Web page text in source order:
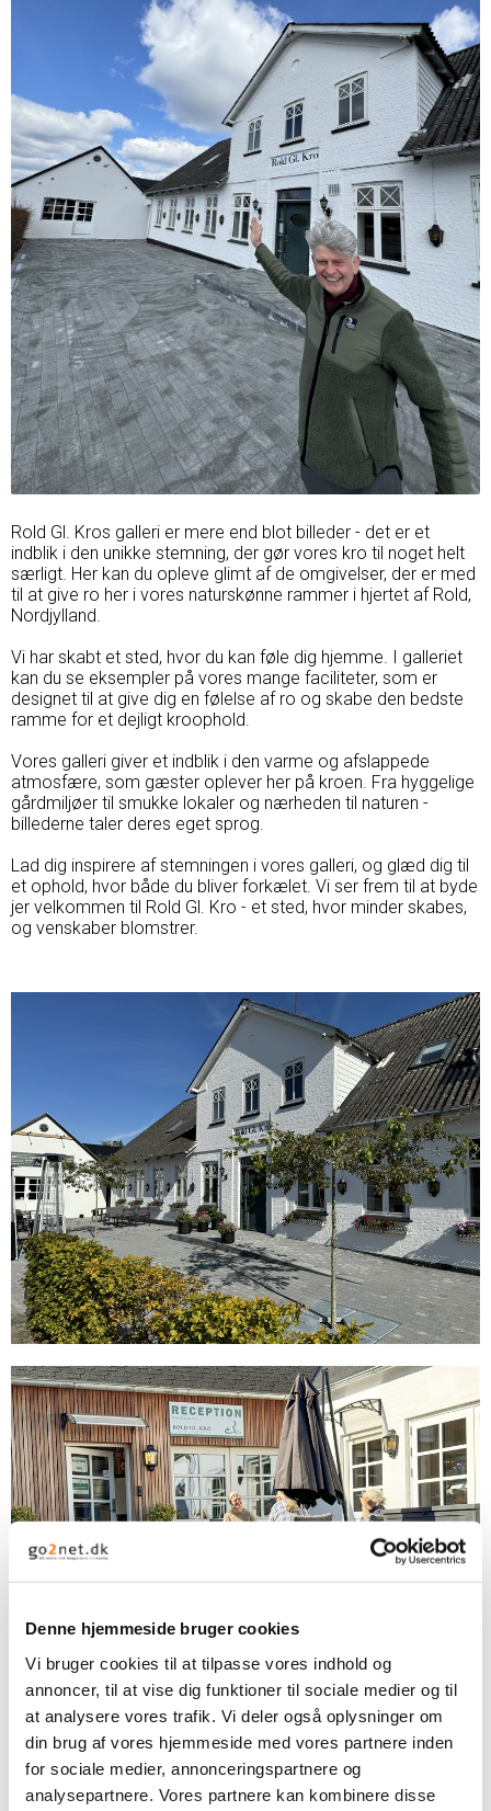
Denne hjemmeside bruger cookies
Vi bruger cookies til at tilpasse vores indhold og
annoncer, til at vise dig funktioner til sociale medier og til
at analysere vores trafik. Vi deler også oplysninger om
din brug af vores hjemmeside med vores partnere inden
for sociale medier, annonceringspartnere og
analysepartnere. Vores partnere kan kombinere disse
Rold Gl. Kros galleri er mere end blot billeder - det er et
indblik i den unikke stemning, der gør vores kro til noget helt
særligt. Her kan du opleve glimt af de omgivelser, der er med
til at give ro her i vores naturskønne rammer i hjertet af Rold,
Nordjylland.
Vi har skabt et sted, hvor du kan føle dig hjemme. I galleriet
kan du se eksempler på vores mange faciliteter, som er
designet til at give dig en følelse af ro og skabe den bedste
ramme for et dejligt kroophold.
Vores galleri giver et indblik i den varme og afslappede
atmosfære, som gæster oplever her på kroen. Fra hyggelige
gårdmiljøer til smukke lokaler og nærheden til naturen -
billederne taler deres eget sprog.
Lad dig inspirere af stemningen i vores galleri, og glæd dig til
et ophold, hvor både du bliver forkælet. Vi ser frem til at byde
jer velkommen til Rold Gl. Kro - et sted, hvor minder skabes,
og venskaber blomstrer.